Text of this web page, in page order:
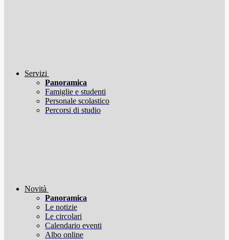
Servizi
Panoramica
Famiglie e studenti
Personale scolastico
Percorsi di studio
Novità
Panoramica
Le notizie
Le circolari
Calendario eventi
Albo online